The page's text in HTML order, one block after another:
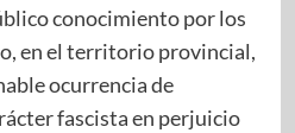
conocimiento por los
en el territorio provincial,
ocurrencia de
fascista en perjuicio